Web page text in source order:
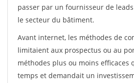
passer par un fournisseur de
le secteur du bâtiment.
Avant internet, les méthodes de
limitaient aux prospectus ou au
méthodes plus ou moins efficaces
temps et demandait un